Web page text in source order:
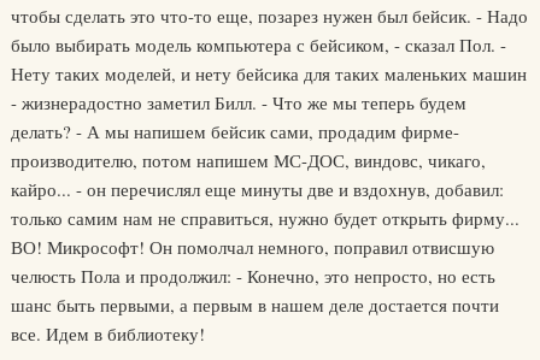
чтобы сделать это что-то еще, позарез нужен был бейсик. - Надо
было выбирать модель компьютера с бейсиком, - сказал Пол. -
Нету таких моделей, и нету бейсика для таких маленьких машин
- жизнерадостно заметил Билл. - Что же мы теперь будем
делать? - А мы напишем бейсик сами, продадим фирме-
производителю, потом напишем МС-ДОС, виндовс, чикаго,
кайро... - он перечислял еще минуты две и вздохнув, добавил:
только самим нам не справиться, нужно будет открыть фирму...
ВО! Микрософт! Он помолчал немного, поправил отвисшую
челюсть Пола и продолжил: - Конечно, это непросто, но есть
шанс быть первыми, а первым в нашем деле достается почти
все. Идем в библиотеку!